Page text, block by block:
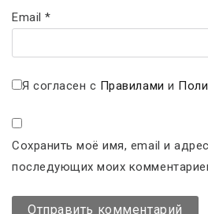
Email*
Я согласен с Правилами и
Сохранить моё имя, email и
последующих моих